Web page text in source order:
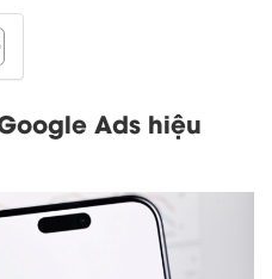
Ads hiệu